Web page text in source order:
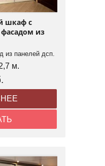
шкаф с
из
из панелей дсп.
м.